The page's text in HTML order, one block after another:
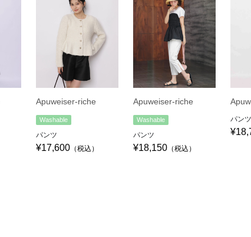
Apuweiser-riche
Washable
パンツ
¥17,600 （税込）
Apuweiser-riche
Washable
パンツ
¥18,150 （税込）
パンツ